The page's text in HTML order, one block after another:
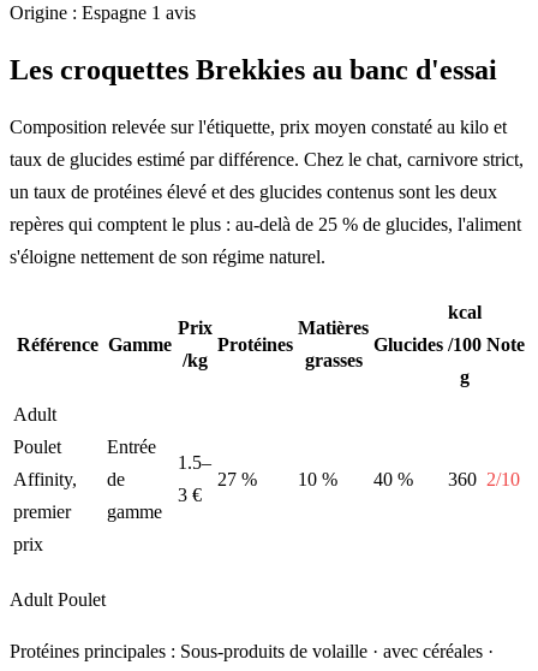
Origine : Espagne 1 avis
Les croquettes Brekkies au banc d'essai
Composition relevée sur l'étiquette, prix moyen constaté au kilo et
taux de glucides estimé par différence. Chez le chat, carnivore strict,
un taux de protéines élevé et des glucides contenus sont les deux
repères qui comptent le plus : au-delà de 25 % de glucides, l'aliment
s'éloigne nettement de son régime naturel.
Référence Gamme
Prix
/kg
Protéines
Matières
grasses
Glucides
kcal
/100
g
Note
Adult
Poulet
Affinity,
premier
prix
Entrée
de
gamme
1.5–
3 €
27 % 10 % 40 % 360 2/10
Adult Poulet
Protéines principales : Sous-produits de volaille · avec céréales ·